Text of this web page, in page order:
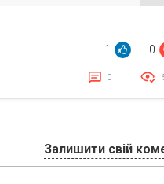
1 0
0
Залишити свій